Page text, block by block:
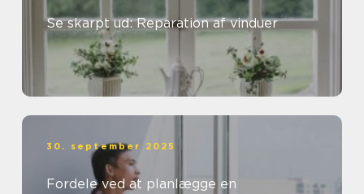
Se skarpt ud: Reparation af vinduer
30. september 2025
Fordele ved at planlægge en